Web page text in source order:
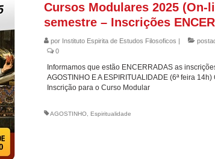
Cursos Modulares 2025 (On-
semestre – Inscrições
por Instituto Espirita de Estudos Filosoficos |
0
Informamos que estão ENCERRADAS as
AGOSTINHO E A ESPIRITUALIDADE (6ª feira
Inscrição para o Curso Modular
AGOSTINHO, Espiritualidade